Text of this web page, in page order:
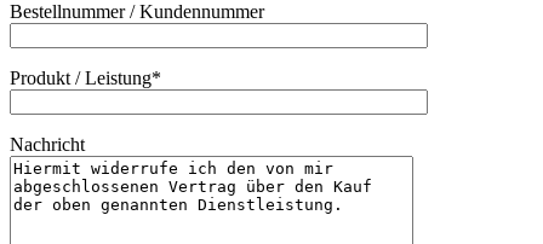
Bestellnummer / Kundennummer
Produkt / Leistung*
Nachricht